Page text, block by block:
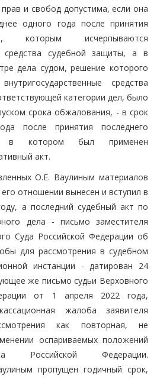
и свобод допустима, если она
одного года после принятия
которым исчерпываются
средства судебной защиты, а в
дела судом, решение которого
средства
категории дел, было
срока обжалования, - в срок
после принятия последнего
в котором был применен
акт.
О.Е. Ваулиным материалов
отношении вынесен и вступил в
а последний судебный акт по
дела - письмо заместителя
Суда Российской Федерации об
для рассмотрения в судебном
инстанции - датирован 24
же письмо судьи Верховного
от 1 апреля 2022 года,
жалоба заявителя
как повторная, не
оспариваемых положений
Российской Федерации.
пропущен годичный срок,